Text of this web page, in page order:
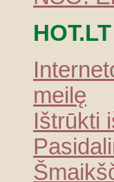
meilę
Ištrūkti